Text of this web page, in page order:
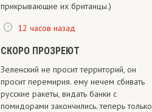
прикрывающие их британцы.)
12 часов назад
СКОРО ПРОЗРЕЮТ
Зеленский не просит территорий, он
просит перемирия. ему нечем сбивать
русские ракеты, видать банки с
помидорами закончились. теперь только